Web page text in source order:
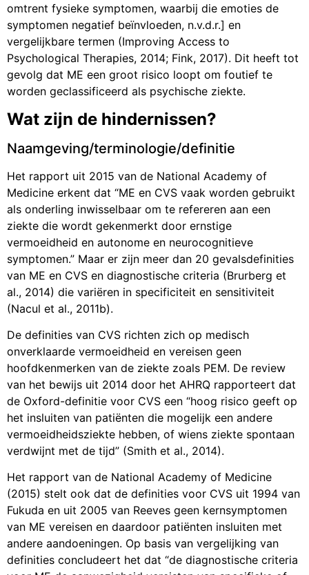
omtrent fysieke symptomen, waarbij die emoties de
symptomen negatief beïnvloeden, n.v.d.r.] en
vergelijkbare termen (Improving Access to
Psychological Therapies, 2014; Fink, 2017). Dit heeft tot
gevolg dat ME een groot risico loopt om foutief te
worden geclassificeerd als psychische ziekte.
Wat zijn de hindernissen?
Naamgeving/terminologie/definitie
Het rapport uit 2015 van de National Academy of
Medicine erkent dat “ME en CVS vaak worden gebruikt
als onderling inwisselbaar om te refereren aan een
ziekte die wordt gekenmerkt door ernstige
vermoeidheid en autonome en neurocognitieve
symptomen.” Maar er zijn meer dan 20 gevalsdefinities
van ME en CVS en diagnostische criteria (Brurberg et
al., 2014) die variëren in specificiteit en sensitiviteit
(Nacul et al., 2011b).
De definities van CVS richten zich op medisch
onverklaarde vermoeidheid en vereisen geen
hoofdkenmerken van de ziekte zoals PEM. De review
van het bewijs uit 2014 door het AHRQ rapporteert dat
de Oxford-definitie voor CVS een “hoog risico geeft op
het insluiten van patiënten die mogelijk een andere
vermoeidheidsziekte hebben, of wiens ziekte spontaan
verdwijnt met de tijd” (Smith et al., 2014).
Het rapport van de National Academy of Medicine
(2015) stelt ook dat de definities voor CVS uit 1994 van
Fukuda en uit 2005 van Reeves geen kernsymptomen
van ME vereisen en daardoor patiënten insluiten met
andere aandoeningen. Op basis van vergelijking van
definities concludeert het dat “de diagnostische criteria